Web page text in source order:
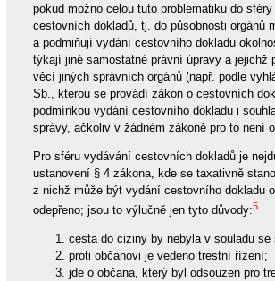
pokud možno celou tuto problematiku do
cestovních dokladů, tj. do působnosti orgánů
a podmiňují vydání cestovního dokladu
týkají jiné samostatné právní úpravy a jejichž
věcí jiných správních orgánů (např. podle
Sb., kterou se provádí zákon o cestovních
podmínkou vydání cestovního dokladu i
správy, ačkoliv v žádném zákoně pro to není
Pro sféru vydávání cestovních dokladů je
ustanovení § 4 zákona, kde se taxativně
z nichž může být vydání cestovního dokladu
odepřeno; jsou to výlučně jen tyto důvody:5
cesta do ciziny by nebyla v souladu
proti občanovi je vedeno trestní řízení;
jde o občana, který byl odsouzen pro